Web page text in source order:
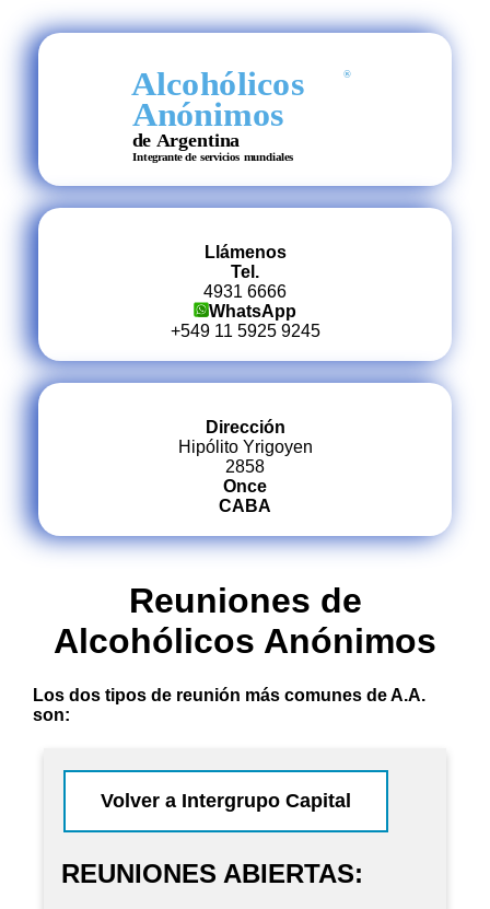
Llámenos
Tel.
4931 6666
WhatsApp
+549 11 5925 9245
Dirección
Hipólito Yrigoyen
2858
Once
CABA
Reuniones de
Alcohólicos Anónimos
Los dos tipos de reunión más comunes de A.A.
son:
Volver a Intergrupo Capital
REUNIONES ABIERTAS: